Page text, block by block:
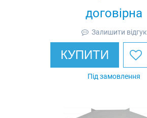
договірна
Залишити відгук
КУПИТИ
Під замовлення